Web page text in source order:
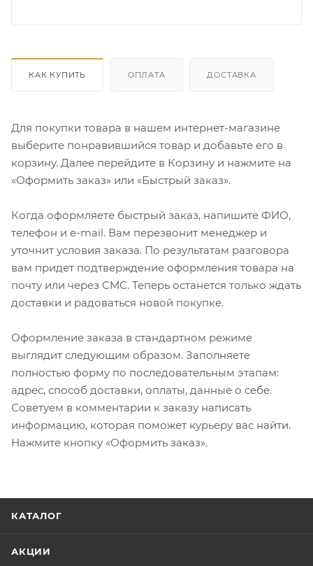
КАК КУПИТЬ ОПЛАТА ДОСТАВКА
Для покупки товара в нашем интернет-магазине
выберите понравившийся товар и добавьте его в
корзину. Далее перейдите в Корзину и нажмите на
«Оформить заказ» или «Быстрый заказ».
Когда оформляете быстрый заказ, напишите ФИО,
телефон и e-mail. Вам перезвонит менеджер и
уточнит условия заказа. По результатам разговора
вам придет подтверждение оформления товара на
почту или через СМС. Теперь останется только ждать
доставки и радоваться новой покупке.
Оформление заказа в стандартном режиме
выглядит следующим образом. Заполняете
полностью форму по последовательным этапам:
адрес, способ доставки, оплаты, данные о себе.
Советуем в комментарии к заказу написать
информацию, которая поможет курьеру вас найти.
Нажмите кнопку «Оформить заказ».
КАТАЛОГ
АКЦИИ